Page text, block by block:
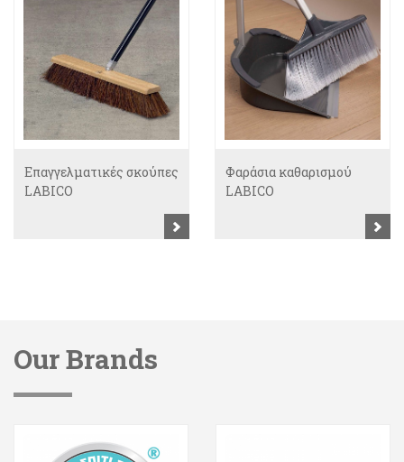
Επαγγελματικές σκούπες
LABICO
Φαράσια καθαρισμού
LABICO
Our Brands